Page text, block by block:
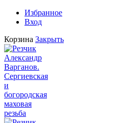
Избранное
Вход
Корзина Закрыть